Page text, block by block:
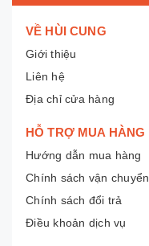
VỀ HÙI CUNG
Giới thiệu
Liên hệ
Địa chỉ cửa hàng
HỖ TRỢ MUA HÀNG
Hướng dẫn mua hàng
Chính sách vận chuyển
Chính sách đổi trả
Điều khoản dịch vụ